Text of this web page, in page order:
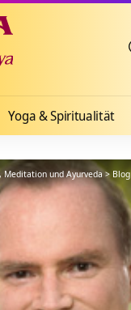
Yoga & Spiritualität
Meditation und Ayurveda> Blog